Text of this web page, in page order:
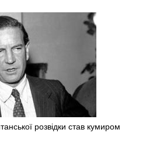
розвідки став кумиром